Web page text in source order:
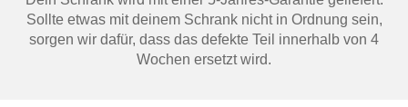
Sollte etwas mit deinem Schrank nicht in Ordnung sein,
sorgen wir dafür, dass das defekte Teil innerhalb von 4
Wochen ersetzt wird.